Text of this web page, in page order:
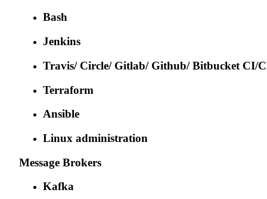
Bash
Jenkins
Travis/ Circle/ Gitlab/ Github/ Bitbucket CI/
Terraform
Ansible
Linux administration
Message Brokers
Kafka